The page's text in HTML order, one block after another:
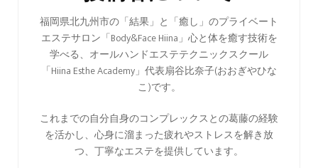
福岡県北九州市の「結果」と「癒し」のプライベート
エステサロン「Body&Face Hiina」心と体を癒す技術を
学べる、オールハンドエステテクニックスクール
「Hiina Esthe Academy」代表扇谷比奈子(おおぎやひな
こ)です。
これまでの自分自身のコンプレックスとの葛藤の経験
を活かし、心身に溜まった疲れやストレスを解き放
つ、丁寧なエステを提供しています。